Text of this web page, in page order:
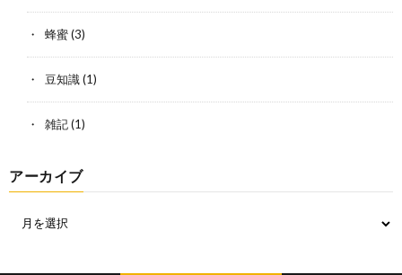
蜂蜜(3)
豆知識(1)
雑記(1)
アーカイブ